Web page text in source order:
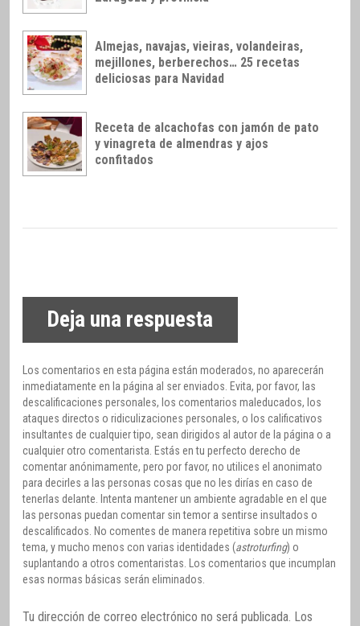
Almejas, navajas, vieiras, volandeiras,
mejillones, berberechos… 25 recetas
deliciosas para Navidad
Receta de alcachofas con jamón de pato
y vinagreta de almendras y ajos
confitados
Deja una respuesta
Los comentarios en esta página están moderados, no aparecerán
inmediatamente en la página al ser enviados. Evita, por favor, las
descalificaciones personales, los comentarios maleducados, los
ataques directos o ridiculizaciones personales, o los calificativos
insultantes de cualquier tipo, sean dirigidos al autor de la página o a
cualquier otro comentarista. Estás en tu perfecto derecho de
comentar anónimamente, pero por favor, no utilices el anonimato
para decirles a las personas cosas que no les dirías en caso de
tenerlas delante. Intenta mantener un ambiente agradable en el que
las personas puedan comentar sin temor a sentirse insultados o
descalificados. No comentes de manera repetitiva sobre un mismo
tema, y mucho menos con varias identidades (astroturfing) o
suplantando a otros comentaristas. Los comentarios que incumplan
esas normas básicas serán eliminados.
Tu dirección de correo electrónico no será publicada. Los